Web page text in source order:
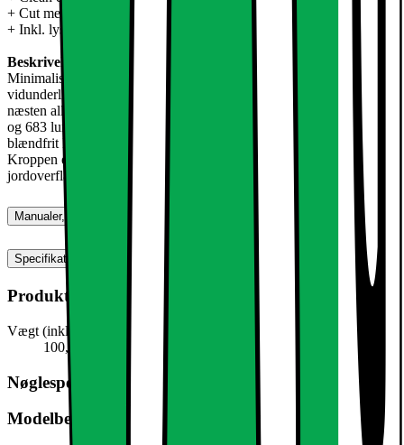
+ Cut metal
+ Inkl. lysdioder
Beskrivelse:
Minimalistisk - futuristisk og behersket og elegant. Denne
vidunderlige væg eller loft lys med LED-belysning kan bruges i
næsten alle rum. Hvad enten på væggen eller loftet. Med din 12W
og 683 lumen, denne LED lampe skaber en behagelig lys, men
blændfrit lys. Optimalt kræver stærkt lys i lavvandede områder.
Kroppen er lavet af meget lys, men resistent metal, især er kvaliteten
jordoverfladen.
Manualer, downloads, garanti og support
Specifikationer
Produktmål
Vægt (inkl. emballage)
100,0 g
Nøglespecifikation
Modelbeskrivelse